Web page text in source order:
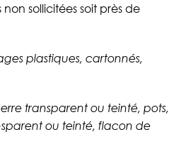
sollicitées soit près de
plastiques, cartonnés,
transparent ou teinté, pots,
ou teinté, flacon de